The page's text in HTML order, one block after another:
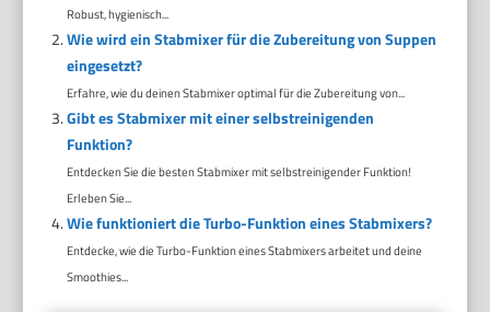
Robust, hygienisch...
Wie wird ein Stabmixer für die Zubereitung von Suppen
eingesetzt?
Erfahre, wie du deinen Stabmixer optimal für die Zubereitung von...
Gibt es Stabmixer mit einer selbstreinigenden
Funktion?
Entdecken Sie die besten Stabmixer mit selbstreinigender Funktion!
Erleben Sie...
Wie funktioniert die Turbo-Funktion eines Stabmixers?
Entdecke, wie die Turbo-Funktion eines Stabmixers arbeitet und deine
Smoothies...